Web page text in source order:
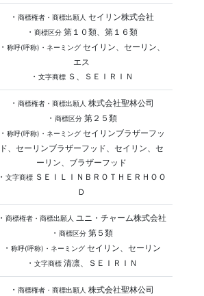
・ 商標権者・商標出願人 セイリン株式会社
・ 商標区分第１０類、第１６類
・ 称呼(呼称)・ネーミングセイリン、セーリン、
エス
・ 文字商標Ｓ、ＳＥＩＲＩＮ
・ 商標権者・商標出願人 株式会社聖林公司
・ 商標区分第２５類
・ 称呼(呼称)・ネーミングセイリンブラザーフッ
ド、セーリンブラザーフッド、セイリン、セ
ーリン、ブラザーフッド
・ 文字商標ＳＥＩＬＩＮＢＲＯＴＨＥＲＨＯＯ
Ｄ
・ 商標権者・商標出願人 ユニ・チャーム株式会社
・ 商標区分第５類
・ 称呼(呼称)・ネーミングセイリン、セーリン
・ 文字商標清凛、ＳＥＩＲＩＮ
・ 商標権者・商標出願人 株式会社聖林公司